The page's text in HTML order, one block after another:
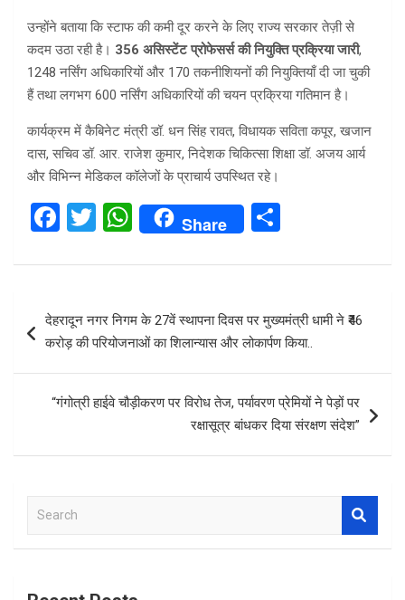
उन्होंने बताया कि स्टाफ की कमी दूर करने के लिए राज्य सरकार तेज़ी से
कदम उठा रही है। 356 असिस्टेंट प्रोफेसर्स की नियुक्ति प्रक्रिया जारी,
1248 नर्सिंग अधिकारियों और 170 तकनीशियनों की नियुक्तियाँ दी जा चुकी
हैं तथा लगभग 600 नर्सिंग अधिकारियों की चयन प्रक्रिया गतिमान है।
कार्यक्रम में कैबिनेट मंत्री डॉ. धन सिंह रावत, विधायक सविता कपूर, खजान
दास, सचिव डॉ. आर. राजेश कुमार, निदेशक चिकित्सा शिक्षा डॉ. अजय आर्य
और विभिन्न मेडिकल कॉलेजों के प्राचार्य उपस्थित रहे।
F
ce
o
o
k
T
tt
er
W
at
s
A
p
Share
ar
e
navigation
देहरादून नगर निगम के 27वें स्थापना दिवस पर मुख्यमंत्री धामी ने ₹46
करोड़ की परियोजनाओं का शिलान्यास और लोकार्पण किया..
“गंगोत्री हाईवे चौड़ीकरण पर विरोध तेज, पर्यावरण प्रेमियों ने पेड़ों पर
रक्षासूत्र बांधकर दिया संरक्षण संदेश”
a